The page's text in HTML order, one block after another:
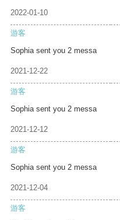
2022-01-10
游客
Sophia sent you 2 messa
2021-12-22
游客
Sophia sent you 2 messa
2021-12-12
游客
Sophia sent you 2 messa
2021-12-04
游客